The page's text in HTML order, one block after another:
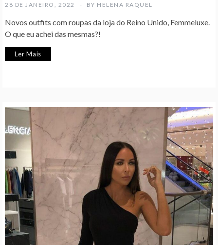
28 DE JANEIRO, 2022 BY HELENA RAQUEL
Novos outfits com roupas da loja do Reino Unido, Femmeluxe.
O que eu achei das mesmas?!
Ler Mais